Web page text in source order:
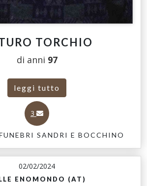
TORCHIO
di anni 97
leggi tutto
3
SANDRI E BOCCHINO
02/02/2024
ENOMONDO (AT)